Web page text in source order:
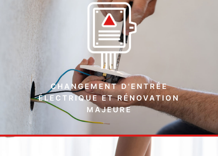
CHANGEMENT D'ENTRÉE
ÉLECTRIQUE ET RÉNOVATION
MAJEURE